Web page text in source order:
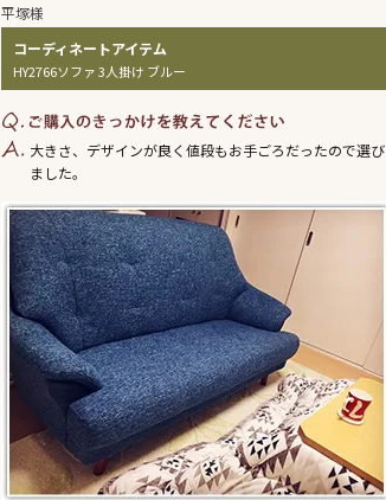
平塚様
HY2766ソファ 3人掛け ブルー
大きさ、デザインが良く値段もお手ごろだったので選び
ました。